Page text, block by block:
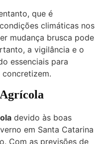
que é
climáticas nos
mudança brusca pode
a vigilância e o
essenciais para
devido às boas
em Santa Catarina
Com as previsões de